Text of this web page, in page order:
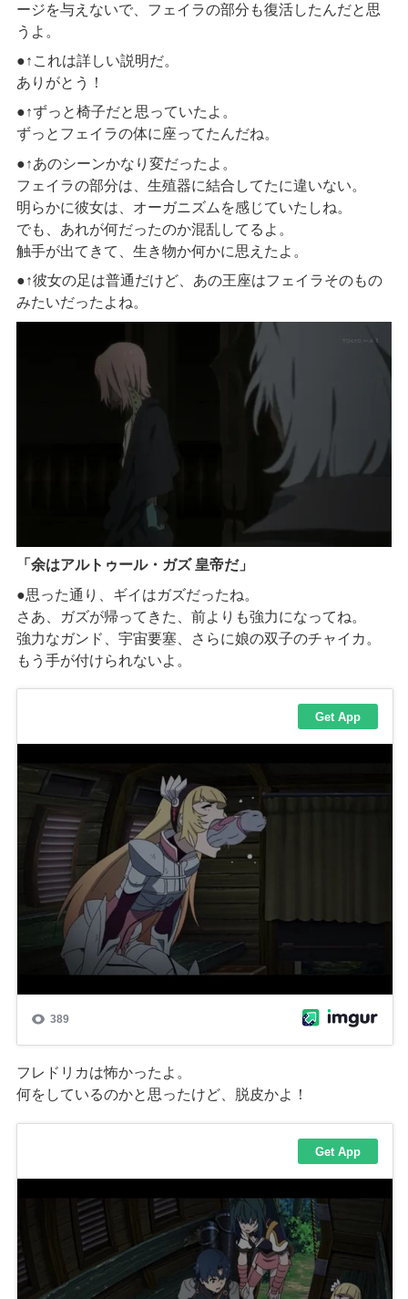
ージを与えないで、フェイラの部分も復活したんだと思
うよ。
●↑これは詳しい説明だ。
ありがとう！
●↑ずっと椅子だと思っていたよ。
ずっとフェイラの体に座ってたんだね。
●↑あのシーンかなり変だったよ。
フェイラの部分は、生殖器に結合してたに違いない。
明らかに彼女は、オーガニズムを感じていたしね。
でも、あれが何だったのか混乱してるよ。
触手が出てきて、生き物か何かに思えたよ。
●↑彼女の足は普通だけど、あの王座はフェイラそのもの
みたいだったよね。
「余はアルトゥール・ガズ 皇帝だ」
●思った通り、ギイはガズだったね。
さあ、ガズが帰ってきた、前よりも強力になってね。
強力なガンド、宇宙要塞、さらに娘の双子のチャイカ。
もう手が付けられないよ。
フレドリカは怖かったよ。
何をしているのかと思ったけど、脱皮かよ！